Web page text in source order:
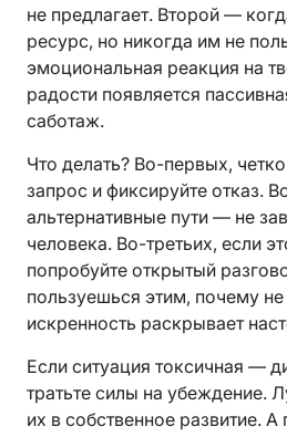
не предлагает. Второй —
ресурс, но никогда им не
эмоциональная реакция на
радости появляется
саботаж.
Что делать? Во-первых,
запрос и фиксируйте отказ.
альтернативные пути — не
человека. Во-третьих, если
попробуйте открытый
пользуешься этим, почему
искренность раскрывает
Если ситуация токсичная —
тратьте силы на убеждение.
их в собственное развитие.